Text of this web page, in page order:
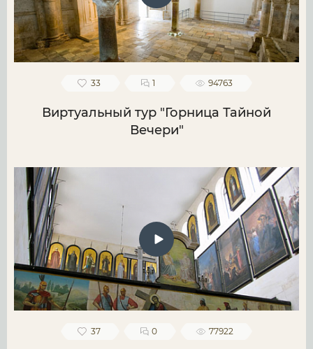
33 1 94763
Виртуальный тур "Горница Тайной
Вечери"
37 0 77922